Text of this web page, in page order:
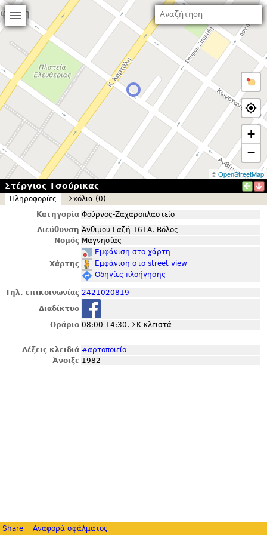
+
−
©OpenStreetMap
Στέργιος Τσούρικας
Πληροφορίες
Σxόλια (0)
Κατηγορία Φούρνος-Ζαχαροπλαστείο
Διεύθυνση Άνθιμου Γαζή 161Α, Βόλος
Νομός Μαγνησίας
Χάρτης
Εμφάνιση στο χάρτη
Εμφάνιση στο street view
Οδηγίες πλοήγησης
Τηλ. επικοινωνίας 2421020819
Διαδίκτυο
Ωράριο 08:00-14:30, ΣΚ κλειστά
Λέξεις κλειδιά #αρτοποιείο
Άνοιξε 1982
Share Αναφορά σφάλματος